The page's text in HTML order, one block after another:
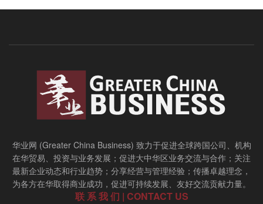
华业网 (Greater China Business) 致力于促进全球跨国公司、机构
在华贸易、投资与业务发展；促进大中华区业务交流与合作；关注
最新企业动态和行业趋势；分享经营与管理经验；传播卓越理念，
为各方在华取得商业成功，促进可持续发展、友好交流贡献力量。
联 系 我 们 | CONTACT US